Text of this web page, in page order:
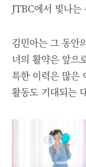
JTBC에서 빛나는
김민아는 그 동안
녀의 활약은 앞으
특한 이력은 많은
활동도 기대되는